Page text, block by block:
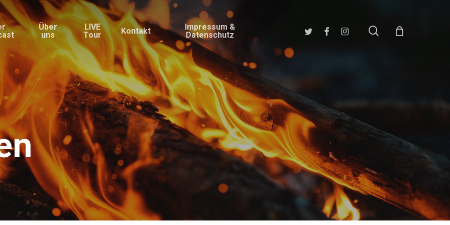
Über
uns
LIVE
Tour
Kontakt
Impressum &
Datenschutz
twitter facebookinstagram search